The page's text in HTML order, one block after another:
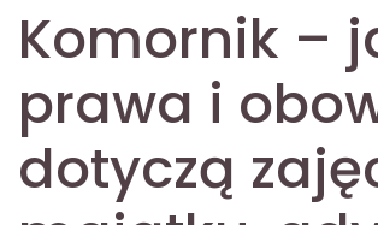
Komornik –
prawa i
dotyczą